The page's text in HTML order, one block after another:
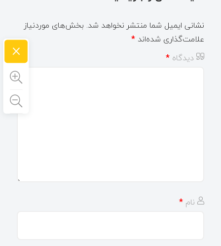
نشانی ایمیل شما منتشر نخواهد شد. بخش‌های موردنیاز
علامت‌گذاری شده‌اند *
دیدگاه *
نام *
×